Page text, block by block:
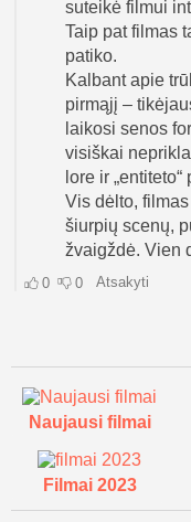
Naujausi filmai
Filmai 2023